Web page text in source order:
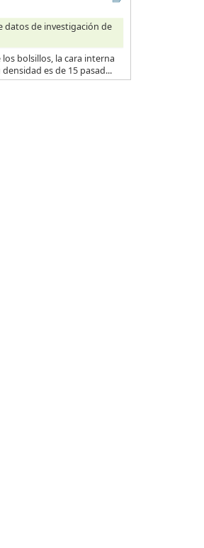
datos de investigación de
bolsillos, la cara interna
es de 15 pasad...